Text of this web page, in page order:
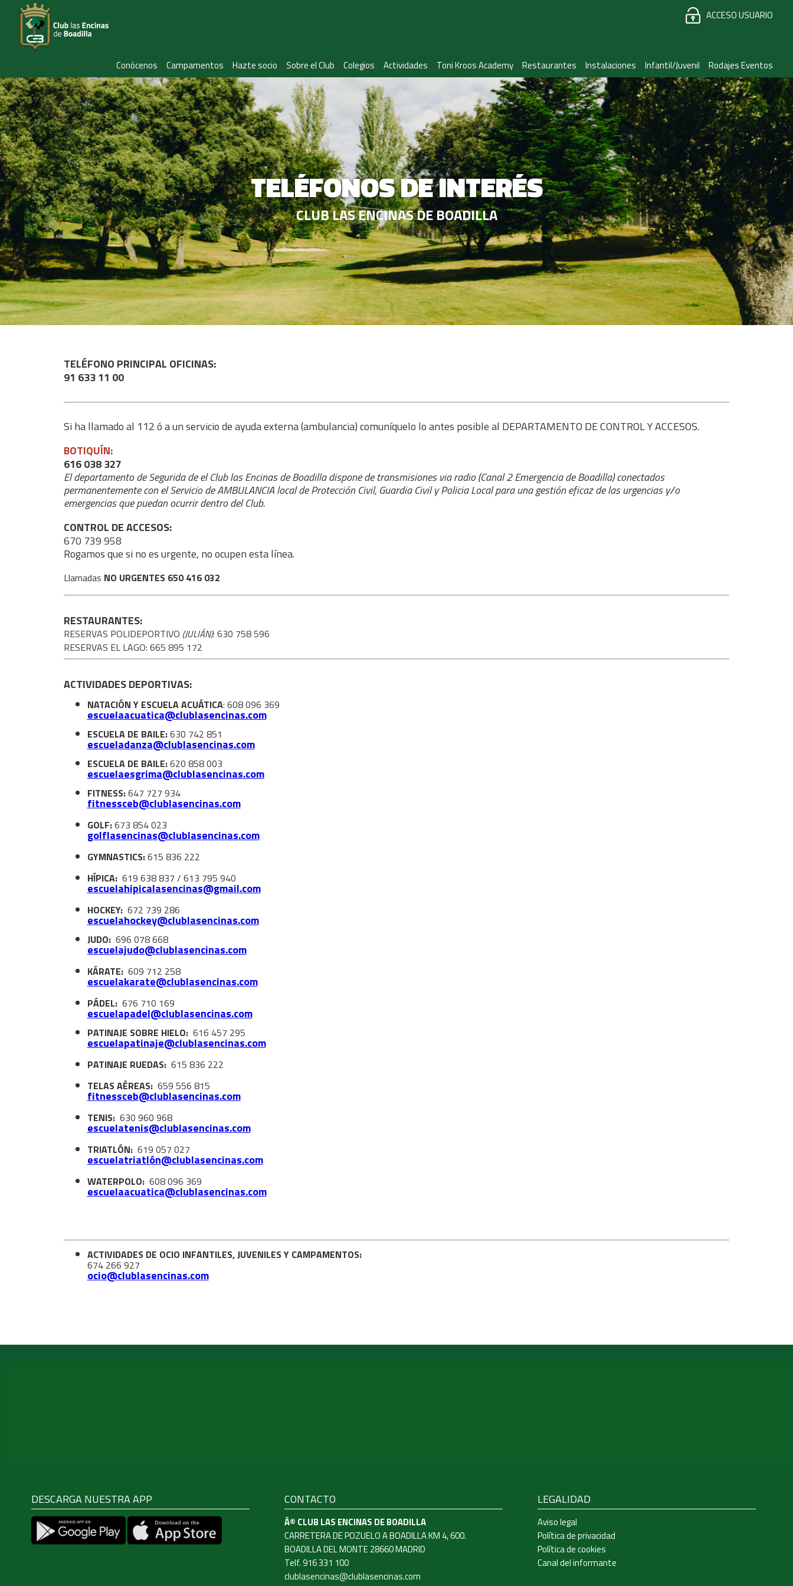
ACCESO USUARIO
Conócenos Campamentos Hazte socio Sobre el Club Colegios Actividades Toni Kroos Academy Restaurantes Instalaciones Infantil/Juvenil Rodajes Eventos
TELÉFONOS DE INTERÉS
CLUB LAS ENCINAS DE BOADILLA
TELÉFONO PRINCIPAL OFICINAS:
91 633 11 00
Si ha llamado al 112 ó a un servicio de ayuda externa (ambulancia) comuníquelo lo antes posible al DEPARTAMENTO DE CONTROL Y ACCESOS.
BOTIQUÍN:
616 038 327
El departamento de Segurida de el Club las Encinas de Boadilla dispone de transmisiones via radio (Canal 2 Emergencia de Boadilla) conectados
permanentemente con el Servicio de AMBULANCIA local de Protección Civil, Guardia Civil y Policia Local para una gestión eficaz de las urgencias y/o
emergencias que puedan ocurrir dentro del Club.
CONTROL DE ACCESOS:
670 739 958
Rogamos que si no es urgente, no ocupen esta línea.
Llamadas NO URGENTES 650 416 032
RESTAURANTES:
RESERVAS POLIDEPORTIVO (JULIÁN): 630 758 596
RESERVAS EL LAGO: 665 895 172
ACTIVIDADES DEPORTIVAS:
NATACIÓN Y ESCUELA ACUÁTICA: 608 096 369
escuelaacuatica@clublasencinas.com
ESCUELA DE BAILE:630 742 851
escueladanza@clublasencinas.com
ESCUELA DE BAILE:620 858 003
escuelaesgrima@clublasencinas.com
FITNESS:647 727 934
fitnessceb@clublasencinas.com
GOLF:673 854 023
golflasencinas@clublasencinas.com
GYMNASTICS:615 836 222
HÍPICA:619 638 837 / 613 795 940
escuelahipicalasencinas@gmail.com
HOCKEY:672 739 286
escuelahockey@clublasencinas.com
JUDO:696 078 668
escuelajudo@clublasencinas.com
KÁRATE:609 712 258
escuelakarate@clublasencinas.com
PÁDEL:676 710 169
escuelapadel@clublasencinas.com
PATINAJE SOBRE HIELO:616 457 295
escuelapatinaje@clublasencinas.com
PATINAJE RUEDAS:615 836 222
TELAS AÉREAS:659 556 815
fitnessceb@clublasencinas.com
TENIS:630 960 968
escuelatenis@clublasencinas.com
TRIATLÓN:619 057 027
​​​escuelatriatlón@clublasencinas.com
WATERPOLO:608 096 369
escuelaacuatica@clublasencinas.com
ACTIVIDADES DE OCIO INFANTILES, JUVENILES Y CAMPAMENTOS:
674 266 927
​​​​​​​​​​​​​​​​​​​​​ocio@clublasencinas.com
DESCARGA NUESTRA APP CONTACTO
Â© CLUB LAS ENCINAS DE BOADILLA
CARRETERA DE POZUELO A BOADILLA KM 4, 600.
BOADILLA DEL MONTE 28660 MADRID
Telf. 916 331 100
clublasencinas@clublasencinas.com
LEGALIDAD
Aviso legal
Política de privacidad
Política de cookies
Canal del informante